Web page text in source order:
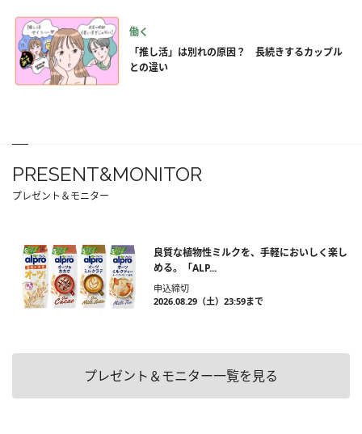
働く
「推し活」は別れの原因？ 長続きするカップル
との違い
PRESENT&MONITOR
プレゼント＆モニター
良質な植物性ミルクを、手軽においしく楽し
める。「ALP...
申込締切
2026.08.29（土）23:59まで
プレゼント＆モニター一覧を見る